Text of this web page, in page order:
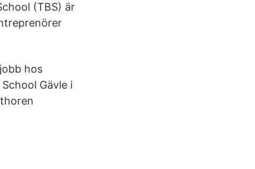
(TBS) är
hos
Gävle i